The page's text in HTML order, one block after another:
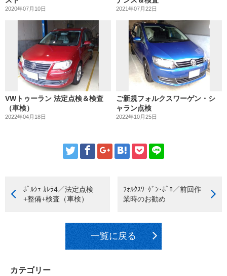
2020年07月10日 2021年07月22日
VWトゥーラン 法定点検＆検査
（車検）
2022年04月18日
ご新規フォルクスワーゲン・シ
ャラン点検
2022年10月25日
ﾎﾟﾙｼｪ ｶﾚﾗ4／法定点検
+整備+検査（車検）
ﾌｫﾙｸｽﾜｰｹﾞﾝ･ﾎﾟﾛ／前回作
業時のお勧め
一覧に戻る
カテゴリー